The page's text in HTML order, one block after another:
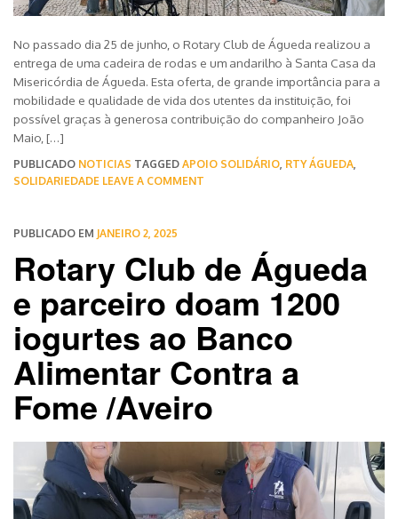
No passado dia 25 de junho, o Rotary Club de Águeda realizou a
entrega de uma cadeira de rodas e um andarilho à Santa Casa da
Misericórdia de Águeda. Esta oferta, de grande importância para a
mobilidade e qualidade de vida dos utentes da instituição, foi
possível graças à generosa contribuição do companheiro João
Maio, […]
PUBLICADO NOTICIAS TAGGED APOIO SOLIDÁRIO RTY ÁGUEDA
SOLIDARIEDADE LEAVE A COMMENT
PUBLICADO EM JANEIRO 2, 2025
Rotary Club de Águeda
e parceiro doam 1200
iogurtes ao Banco
Alimentar Contra a
Fome /Aveiro